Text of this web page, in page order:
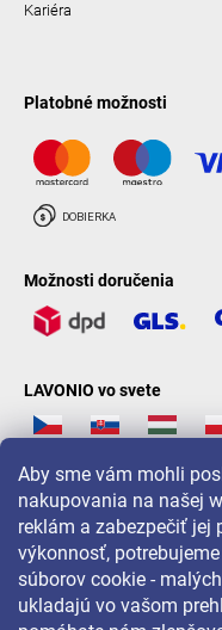
Aby sme vám mohli
nakupovania na našej
reklám a zabezpečiť
výkonnosť,
súborov cookie -
ukladajú vo vašom
Kariéra
Platobné možnosti
Možnosti doručenia
LAVONIO vo svete
Pre akcie, súťaže a zľavy